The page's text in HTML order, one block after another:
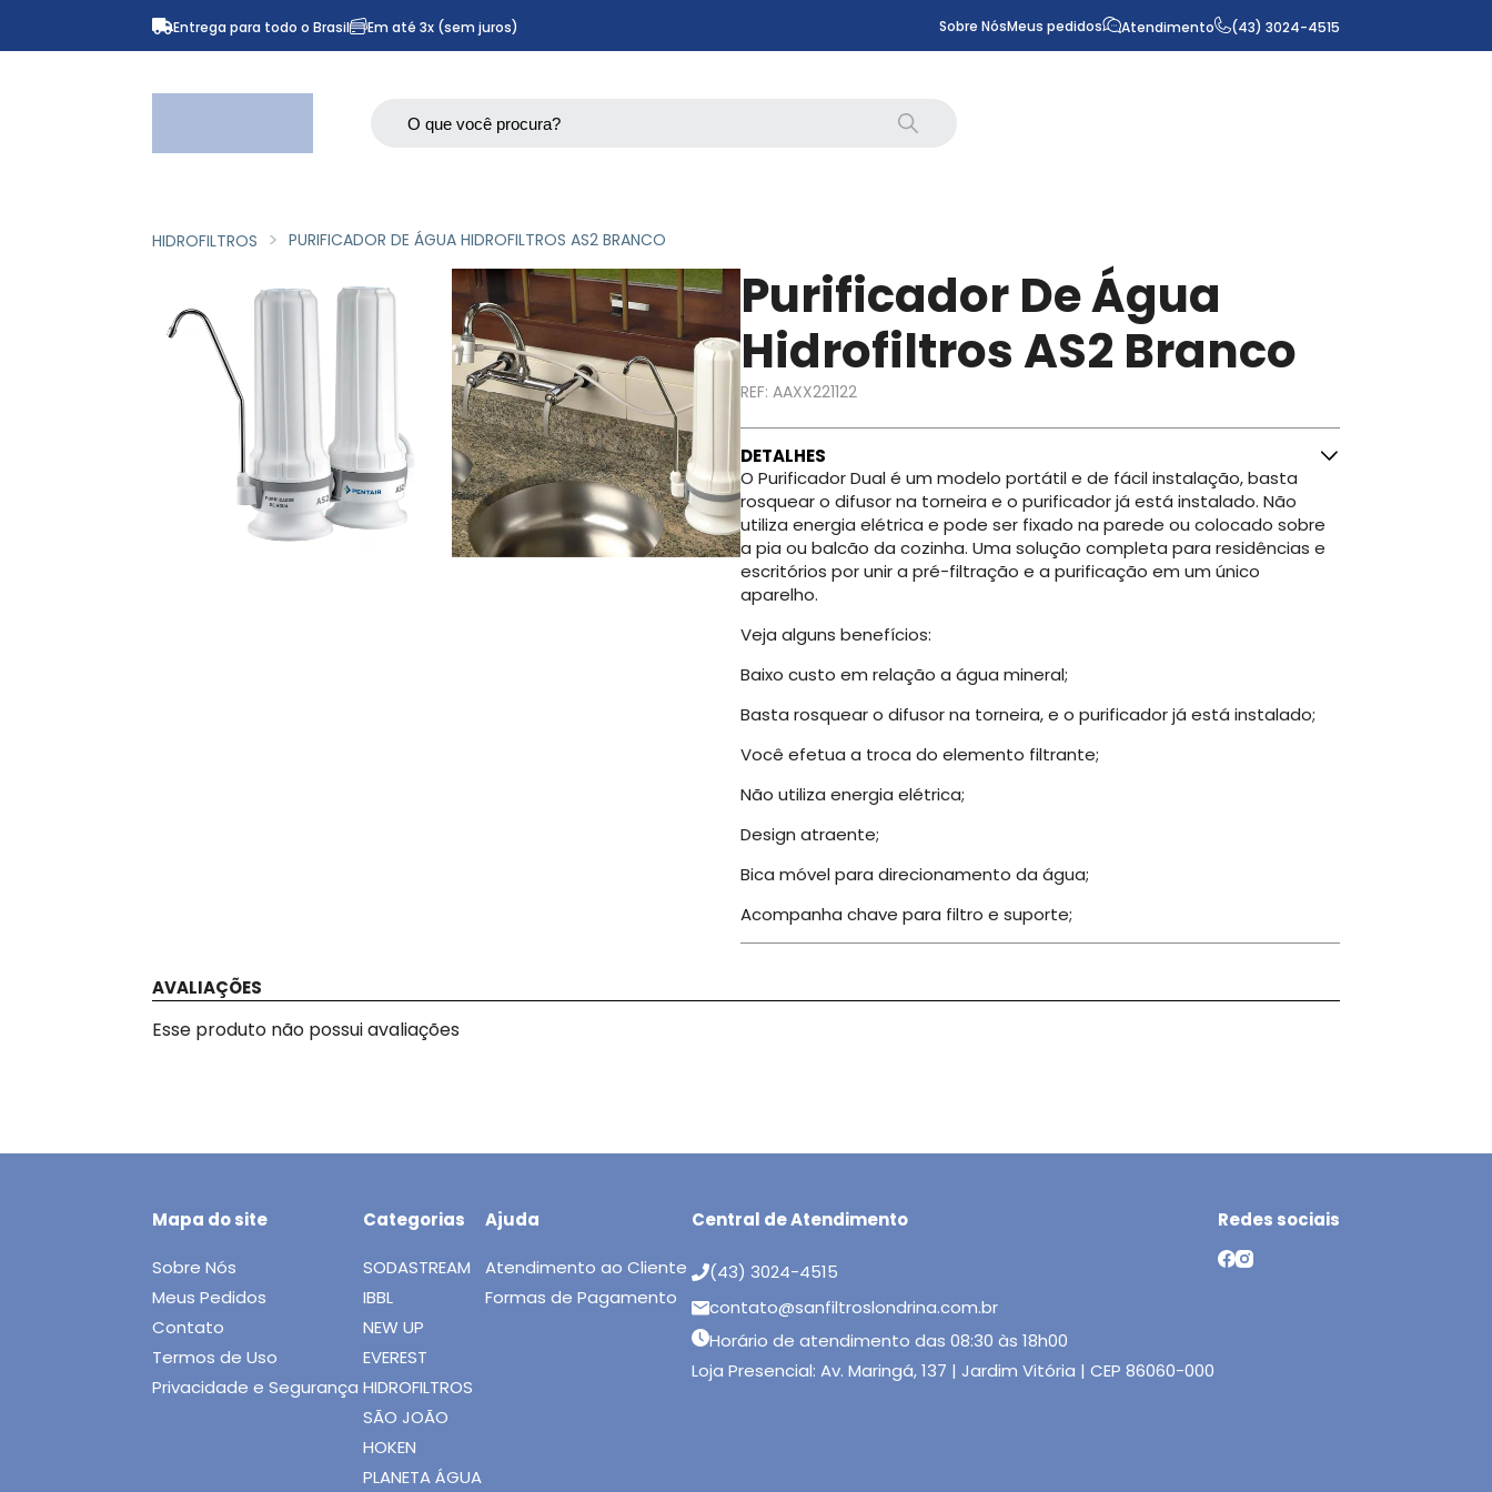
Entrega para todo o Brasil Em até 3x (sem juros) Sobre NósMeus pedidos Atendimento (43) 3024-4515
HIDROFILTROS PURIFICADOR DE ÁGUA HIDROFILTROS AS2 BRANCO
Purificador De Água
Hidrofiltros AS2 Branco
REF: AAXX221122
DETALHES
O Purificador Dual é um modelo portátil e de fácil instalação, basta
rosquear o difusor na torneira e o purificador já está instalado. Não
utiliza energia elétrica e pode ser fixado na parede ou colocado sobre
a pia ou balcão da cozinha. Uma solução completa para residências e
escritórios por unir a pré-filtração e a purificação em um único
aparelho.
Veja alguns benefícios:
Baixo custo em relação a água mineral;
Basta rosquear o difusor na torneira, e o purificador já está instalado;
Você efetua a troca do elemento filtrante;
Não utiliza energia elétrica;
Design atraente;
Bica móvel para direcionamento da água;
Acompanha chave para filtro e suporte;
AVALIAÇÕES
Esse produto não possui avaliações
Mapa do site
Sobre Nós
Meus Pedidos
Contato
Termos de Uso
Privacidade e Segurança
Categorias
SODASTREAM
IBBL
NEW UP
EVEREST
HIDROFILTROS
SÃO JOÃO
HOKEN
PLANETA ÁGUA
Ajuda
Atendimento ao Cliente
Formas de Pagamento
Central de Atendimento
(43) 3024-4515
contato@sanfiltroslondrina.com.br
Horário de atendimento das 08:30 às 18h00
Loja Presencial: Av. Maringá, 137 | Jardim Vitória | CEP 86060-000
Redes sociais